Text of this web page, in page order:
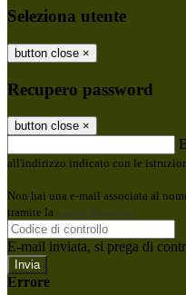
Seleziona utente
button close ×
Recupero password
button close ×
all'indirizzo indicato con le
Non hai una e-mail associata al
tramite la Login Spaggiari
E-mail inviata, si prega di
Errore